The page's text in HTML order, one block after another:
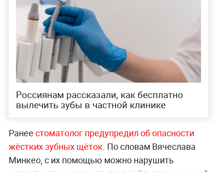
Россиянам рассказали, как бесплатно
вылечить зубы в частной клинике
Ранее стоматолог предупредил об опасности
жёстких зубных щёток. По словам Вячеслава
Минкео, с их помощью можно нарушить